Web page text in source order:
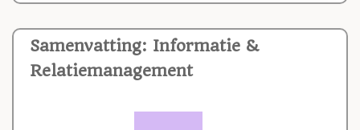
Samenvatting: Informatie &
Relatiemanagement